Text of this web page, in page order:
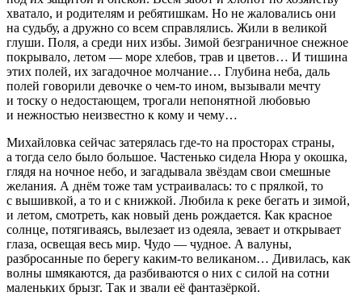
хватало, и родителям и ребятишкам. Но не жаловались они
на судьбу, а дружно со всем справлялись. Жили в великой
глуши. Поля, а среди них избы. Зимой безграничное снежное
покрывало, летом — море хлебов, трав и цветов… И тишина
этих полей, их загадочное молчание… Глубина неба, даль
полей говорили девочке о чем-то ином, вызывали мечту
и тоску о недостающем, трогали непонятной любовью
и нежностью неизвестно к кому и чему…
Михайловка сейчас затерялась где-то на просторах страны,
а тогда село было большое. Частенько сидела Нюра у окошка,
глядя на ночное небо, и загадывала звёздам свои смешные
желания. А днём тоже там устраивалась: то с прялкой, то
с вышивкой, а то и с книжкой. Любила к реке бегать и зимой,
и летом, смотреть, как новый день рождается. Как красное
солнце, потягиваясь, вылезает из одеяла, зевает и открывает
глаза, освещая весь мир. Чудо — чудное. А валуны,
разбросанные по берегу каким-то великаном… Дивилась, как
волны шмякаются, да разбиваются о них с силой на сотни
маленьких брызг. Так и звали её фантазёркой.